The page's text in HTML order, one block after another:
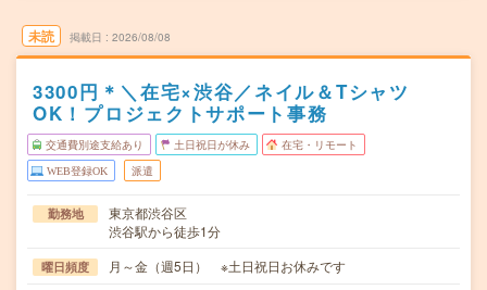
未読 掲載日 2026/08/08
3300円＊＼在宅×渋谷／ネイル＆Tシャツ
OK！プロジェクトサポート事務
交通費別途支給あり 土日祝日が休み 在宅・リモート
WEB登録OK 派遣
勤務地
東京都渋谷区
渋谷駅から徒歩1分
曜日頻度 月～金（週5日） ※土日祝日お休みです